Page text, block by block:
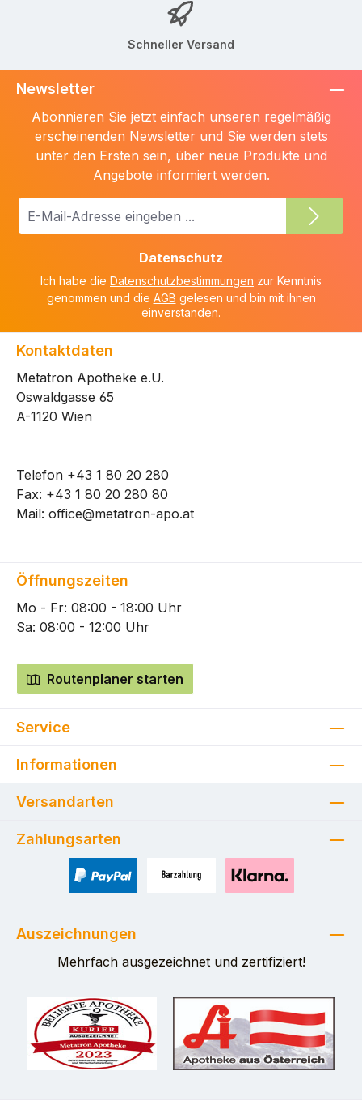
Schneller Versand
Newsletter
Abonnieren Sie jetzt einfach unseren regelmäßig
erscheinenden Newsletter und Sie werden stets
unter den Ersten sein, über neue Produkte und
Angebote informiert werden.
E-
Datenschutz
Ich habe die Datenschutzbestimmungen zur Kenntnis
genommen und die AGB gelesen und bin mit ihnen
einverstanden.
Kontaktdaten
Metatron Apotheke e.U.
Oswaldgasse 65
A-1120 Wien
Telefon +43 1 80 20 280
Fax: +43 1 80 20 280 80
Mail: office@metatron-apo.at
Öffnungszeiten
Mo - Fr: 08:00 - 18:00 Uhr
Sa: 08:00 - 12:00 Uhr
Routenplaner starten
Service
Informationen
Versandarten
Zahlungsarten
Auszeichnungen
Mehrfach ausgezeichnet und zertifiziert!